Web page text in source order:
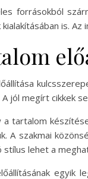
forrásokból
kialakításában is.
A jól megírt cikkek
a tartalom
A szakmai
stílus lehet a
egyik